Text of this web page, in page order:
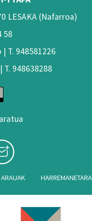
LESAKA (Nafarroa)
58
T. 948581226
948638288
ARAUAK